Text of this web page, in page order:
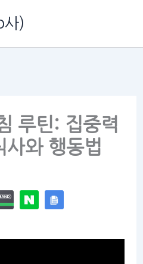
사)
루틴: 집중력
사와 행동법